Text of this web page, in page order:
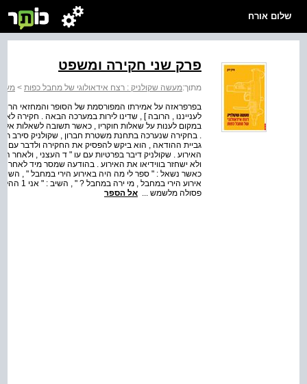
שלום אורח
פרק שני חקירה ומשפט
מתוך:מעשה שקולניק : רצח אידאולוגי של מחבל כפות >
בפרפראזה על אמירתו המפורסמת של הסופר והמחזאי
לענייננו , הרובה ] , שדינו לירות במערכה הבאה .
במקום לענות על שאלות חוקריו , כאשר תשובה לשאלות
. בחקירה שנערכה בתחנת משטרת חברון , שקולניק סירב
גביית ההודאה , הוא ביקש להפסיק את החקירה ולדבר עם
האירוע . שקולניק דיבר בפרטיות עם עו " ד העצני , ולאחר
ולא ישחזר בווידיאו את האירוע . בהודעה שמסר מיד לאחר
כאשר נשאל : " ספר לי מה היה באירוע הירי במחבל " ,
אירוע
פסולה מלשמש ... אל הספר